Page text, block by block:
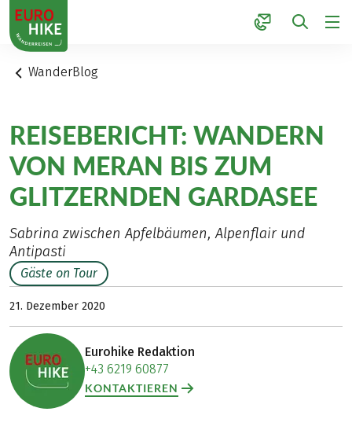
1
WanderBlog
REISEBERICHT: WANDERN
VON MERAN BIS ZUM
GLITZERNDEN GARDASEE
Sabrina zwischen Apfelbäumen, Alpenflair und
Antipasti
Gäste on Tour
21. Dezember 2020
Eurohike Redaktion
+43 6219 60877
KONTAKTIEREN